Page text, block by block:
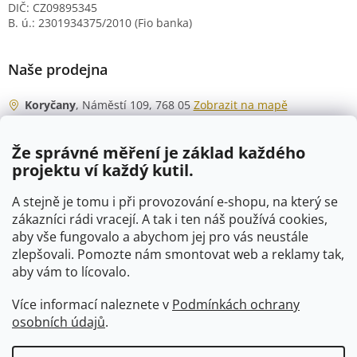
Že správné měření je základ každého
projektu ví každý kutil.
A stejně je tomu i při provozování e-shopu, na který se
zákazníci rádi vracejí. A tak i ten náš používá cookies,
aby vše fungovalo a abychom jej pro vás neustále
zlepšovali. Pomozte nám smontovat web a reklamy tak,
aby vám to lícovalo.
Více informací naleznete v Podmínkách ochrany
osobních údajů.
DIČ: CZ09895345
B. ú.: 2301934375/2010 (Fio banka)
Naše prodejna
Koryčany, Náměstí 109, 768 05Zobrazit na mapě
Po - Čt
06:00 - 07:00
07:30 - 15:30
Pá
06:00 - 07:00
07:30 - 15:00
So
07:00 - 10:00
Ne
zavřeno